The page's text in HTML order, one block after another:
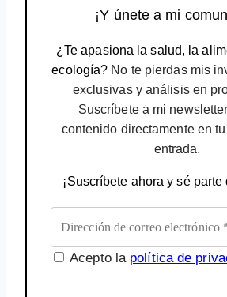
¡Y únete a mi
¿Te apasiona la salud, la
ecología? No te pierdas mis
exclusivas y análisis en
Suscríbete a mi
contenido directamente en
entrada.
¡Suscríbete ahora y sé parte
Acepto la política de